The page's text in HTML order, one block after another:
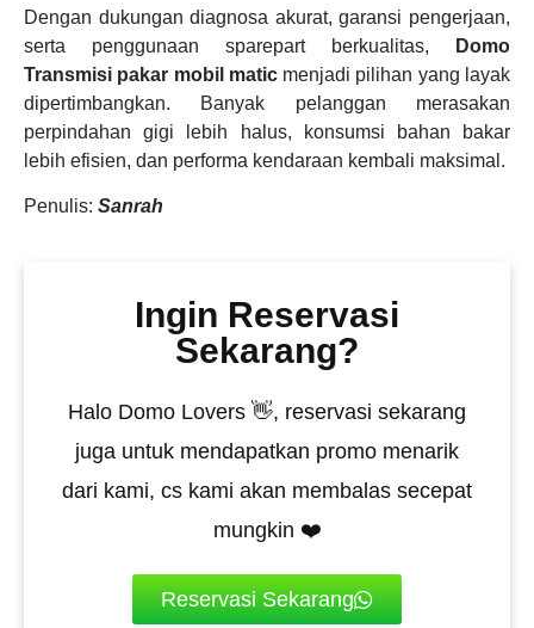
Dengan dukungan diagnosa akurat, garansi pengerjaan,
serta penggunaan sparepart berkualitas,
Domo
Transmisi pakar mobil maticmenjadi pilihan yang layak
dipertimbangkan. Banyak pelanggan merasakan
perpindahan gigi lebih halus, konsumsi bahan bakar
lebih efisien, dan performa kendaraan kembali maksimal.
Penulis: Sanrah
Ingin Reservasi
Sekarang?
Halo Domo Lovers 👋, reservasi sekarang
juga untuk mendapatkan promo menarik
dari kami, cs kami akan membalas secepat
mungkin ❤️
Reservasi Sekarang